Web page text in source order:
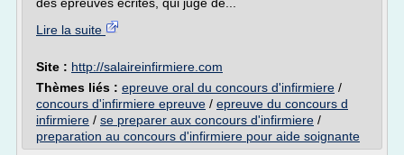
Lire la suite
Site : http://salaireinfirmiere.com
Thèmes liés : epreuve oral du concours d'infirmiere /
concours d'infirmiere epreuve / epreuve du concours d
infirmiere / se preparer aux concours d'infirmiere /
preparation au concours d'infirmiere pour aide soignante